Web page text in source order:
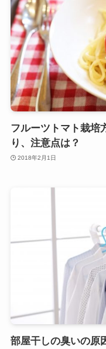
フルーツトマト栽培
り、注意点は？
2018年2月1日
部屋干しの臭いの原